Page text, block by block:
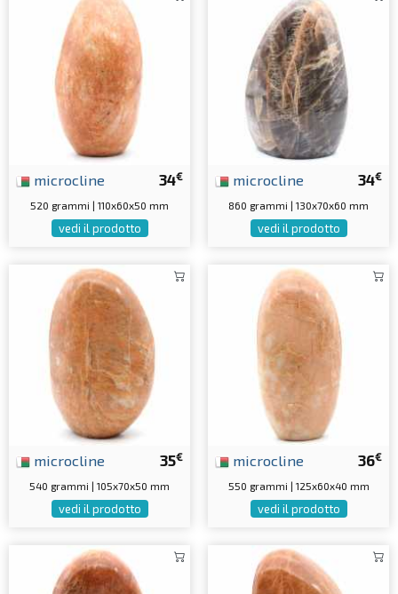
34€
microcline
520 grammi | 110x60x50 mm
vedi il prodotto
34€
microcline
860 grammi | 130x70x60 mm
vedi il prodotto
35€
microcline
540 grammi | 105x70x50 mm
vedi il prodotto
36€
microcline
550 grammi | 125x60x40 mm
vedi il prodotto